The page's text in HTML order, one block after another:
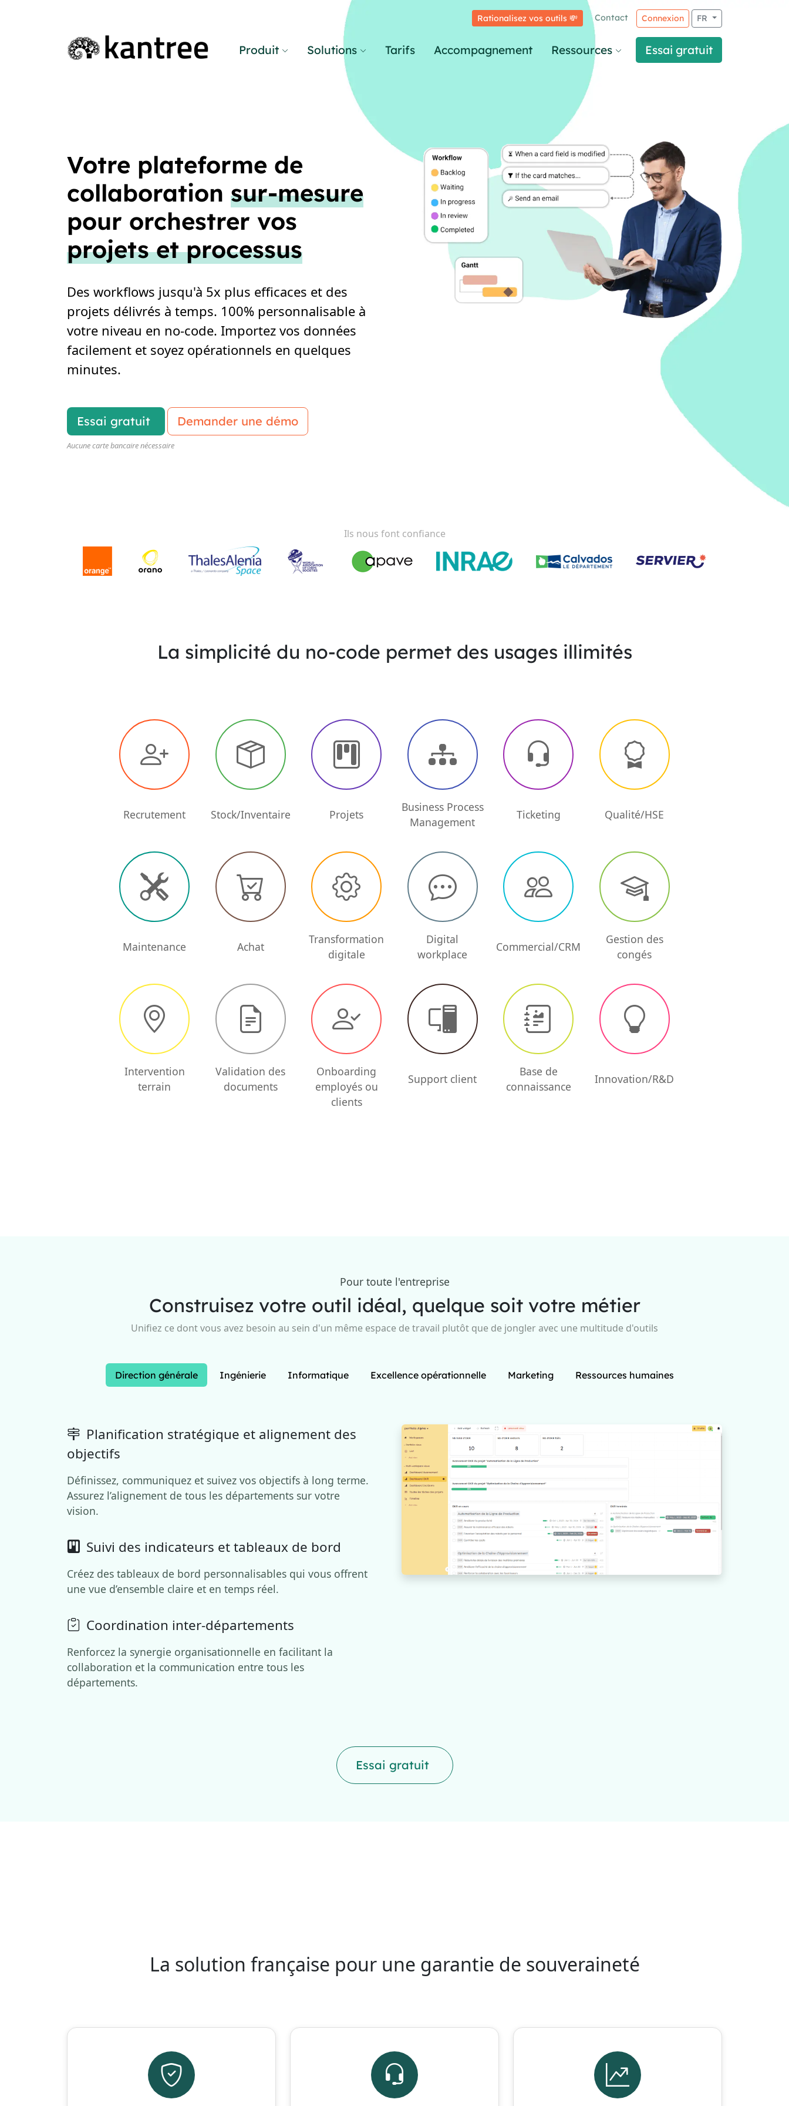
Rationalisez vos outils 💸 Contact Connexion FR
Produit Solutions Tarifs Accompagnement Ressources Essai gratuit
Votre plateforme de
collaboration sur-mesure
pour orchestrer vos
projets et processus
Des workflows jusqu'à 5x plus efficaces et des
projets délivrés à temps. 100% personnalisable à
votre niveau en no-code. Importez vos données
facilement et soyez opérationnels en quelques
minutes.
Essai gratuit Demander une démo
Aucune carte bancaire nécessaire
Ils nous font confiance
La simplicité du no-code permet des usages illimités
Recrutement Stock/Inventaire Projets
Business Process
Management
Ticketing Qualité/HSE
Maintenance Achat
Transformation
digitale
Digital
workplace
Commercial/CRM
Gestion des
congés
Intervention
terrain
Validation des
documents
Onboarding
employés ou
clients
Support client
Base de
connaissance
Innovation/R&D
Pour toute l'entreprise
Construisez votre outil idéal, quelque soit votre métier
Unifiez ce dont vous avez besoin au sein d'un même espace de travail plutôt que de jongler avec une multitude d'outils
Direction générale Ingénierie Informatique Excellence opérationnelle Marketing Ressources humaines
Planification stratégique et alignement des
objectifs
Définissez, communiquez et suivez vos objectifs à long terme.
Assurez l’alignement de tous les départements sur votre
vision.
Suivi des indicateurs et tableaux de bord
Créez des tableaux de bord personnalisables qui vous offrent
une vue d’ensemble claire et en temps réel.
Coordination inter-départements
Renforcez la synergie organisationnelle en facilitant la
collaboration et la communication entre tous les
départements.
Essai gratuit
La solution française pour une garantie de souveraineté